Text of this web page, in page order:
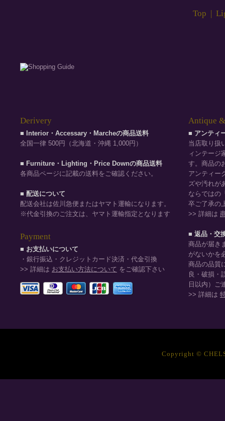
Top |
Derivery
■ Interior・Accessary・Marcheの商品送料
全国一律 500円（北海道・沖縄 1,000円）
■ Furniture・Lighting・Price Downの商品送料
各商品ページに記載の送料をご確認ください。
■ 配送について
配送会社は佐川急便またはヤマト運輸になります。
※代金引換のご注文は、ヤマト運輸指定となります
Payment
■ お支払いについて
・銀行振込・クレジットカード決済・代金引換
>> 詳細は お支払い方法について をご確認下さい
Antique
■ アンティ
当店取り扱
ィンテージ
す。商品の
アンティー
ズや汚れが
ならではの
卒ご了承の
>> 詳細は
■ 返品・交
商品が届き
がないかを
商品の品質
良・破損・
日以内）ご
>> 詳細は
Copyright ©